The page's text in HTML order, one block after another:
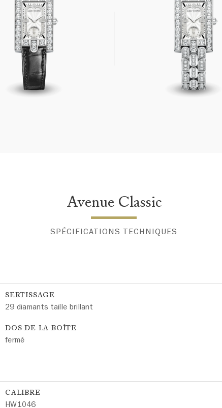
Avenue Classic
SPÉCIFICATIONS TECHNIQUES
SERTISSAGE
29 diamants taille brillant
DOS DE LA BOÎTE
fermé
CALIBRE
HW1046